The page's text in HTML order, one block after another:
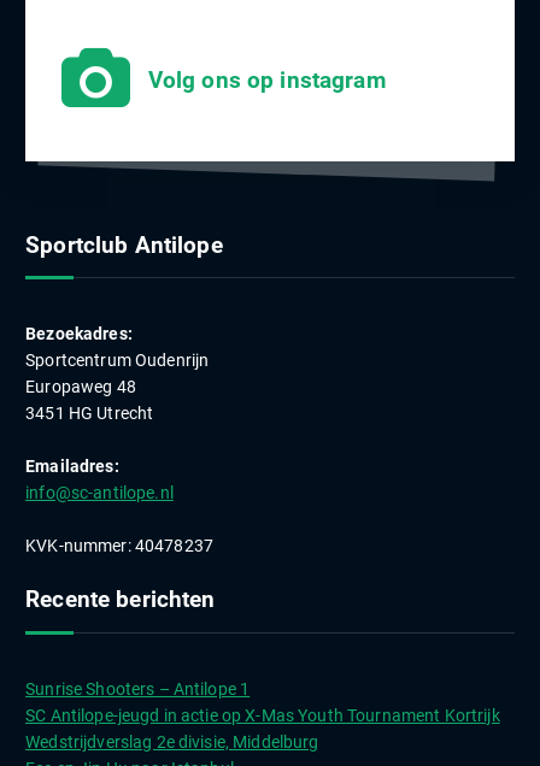
Volg ons op instagram
Sportclub Antilope
Bezoekadres:
Sportcentrum Oudenrijn
Europaweg 48
3451 HG Utrecht
Emailadres:
info@sc-antilope.nl
KVK-nummer: 40478237
Recente berichten
Sunrise Shooters – Antilope 1
SC Antilope-jeugd in actie op X-Mas Youth Tournament Kortrijk
Wedstrijdverslag 2e divisie, Middelburg